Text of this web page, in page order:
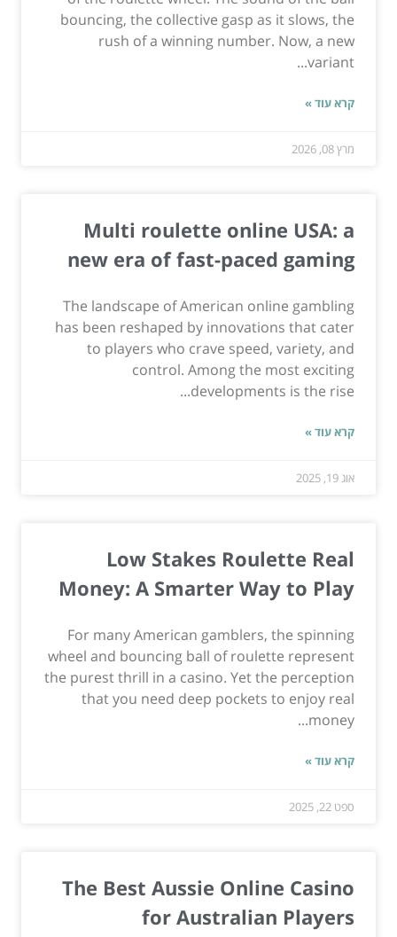
bouncing, the collective gasp as it slows, the
rush of a winning number. Now, a new
variant...
קרא עוד »
מרץ 08, 2026
Multi roulette online USA: a
new era of fast-paced gaming
The landscape of American online gambling
has been reshaped by innovations that cater
to players who crave speed, variety, and
control. Among the most exciting
developments is the rise...
קרא עוד »
אוג 19, 2025
Low Stakes Roulette Real
Money: A Smarter Way to Play
For many American gamblers, the spinning
wheel and bouncing ball of roulette represent
the purest thrill in a casino. Yet the perception
that you need deep pockets to enjoy real
money...
קרא עוד »
ספט 22, 2025
The Best Aussie Online Casino
for Australian Players